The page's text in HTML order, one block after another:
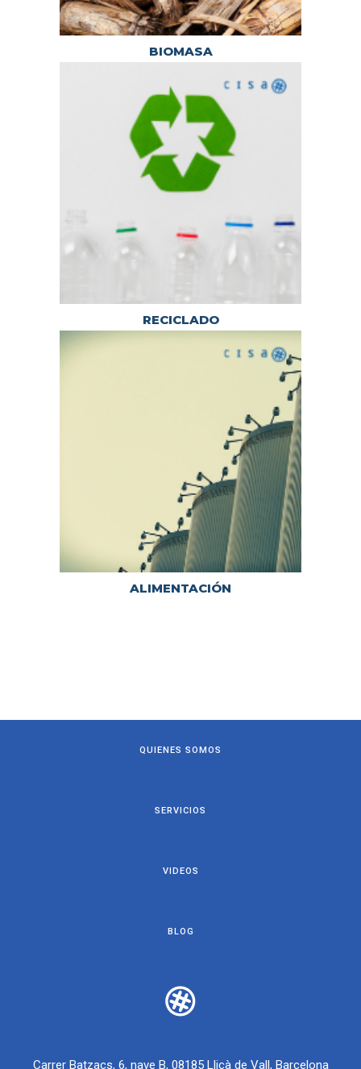
BIOMASA
RECICLADO
ALIMENTACIÓN
QUIENES SOMOS
SERVICIOS
VIDEOS
BLOG
Carrer Batzacs, 6, nave B, 08185 Lliçà de Vall, Barcelona